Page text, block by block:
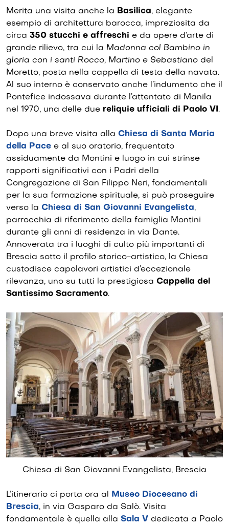
Merita una visita anche la Basilica, elegante
esempio di architettura barocca, impreziosita da
circa 350 stucchi e affreschi e da opere d’arte di
grande rilievo, tra cui la Madonna col Bambino in
gloria con i santi Rocco, Martino e Sebastiano del
Moretto, posta nella cappella di testa della navata.
Al suo interno è conservato anche l’indumento che il
Pontefice indossava durante l’attentato di Manila
nel 1970, una delle due reliquie ufficiali di Paolo VI.
Dopo una breve visita alla Chiesa di Santa Maria
della Pace e al suo oratorio, frequentato
assiduamente da Montini e luogo in cui strinse
rapporti significativi con i Padri della
Congregazione di San Filippo Neri, fondamentali
per la sua formazione spirituale, si può proseguire
verso la Chiesa di San Giovanni Evangelista,
parrocchia di riferimento della famiglia Montini
durante gli anni di residenza in via Dante.
Annoverata tra i luoghi di culto più importanti di
Brescia sotto il profilo storico-artistico, la Chiesa
custodisce capolavori artistici d’eccezionale
rilevanza, uno su tutti la prestigiosa Cappella del
Santissimo Sacramento.
Chiesa di San Giovanni Evangelista, Brescia
L’itinerario ci porta ora al Museo Diocesano di
Brescia, in via Gasparo da Salò. Visita
fondamentale è quella alla Sala V dedicata a Paolo